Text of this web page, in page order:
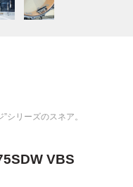
シリーズのスネア。
VBS